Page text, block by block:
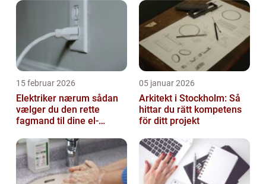
15 februar 2026
Elektriker nærum sådan
vælger du den rette
fagmand til dine el-
05 januar 2026
Arkitekt i Stockholm: Så
hittar du rätt kompetens
för ditt projekt